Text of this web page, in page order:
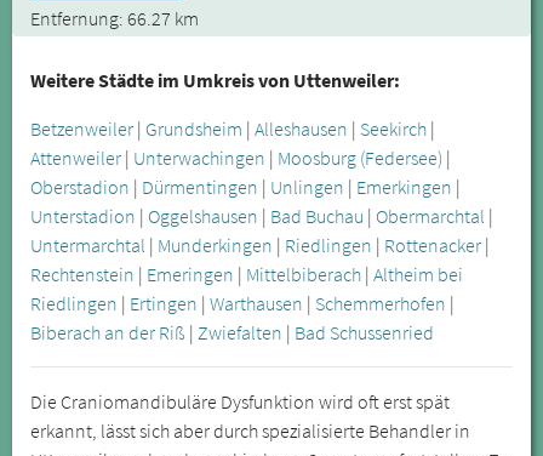
Entfernung: 66.27 km
Weitere Städte im Umkreis von Uttenweiler:
Betzenweiler | Grundsheim | Alleshausen | Seekirch |
Attenweiler | Unterwachingen | Moosburg (Federsee) |
Oberstadion | Dürmentingen | Unlingen | Emerkingen |
Unterstadion | Oggelshausen | Bad Buchau | Obermarchtal |
Untermarchtal | Munderkingen | Riedlingen | Rottenacker |
Rechtenstein | Emeringen | Mittelbiberach | Altheim bei
Riedlingen | Ertingen | Warthausen | Schemmerhofen |
Biberach an der Riß | Zwiefalten | Bad Schussenried
Die Craniomandibuläre Dysfunktion wird oft erst spät
erkannt, lässt sich aber durch spezialisierte Behandler in